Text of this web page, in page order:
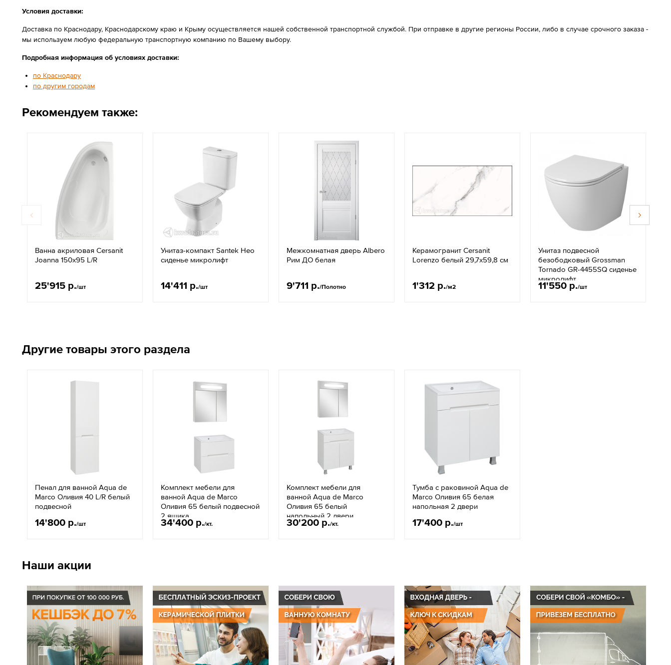
Условия доставки:
Доставка по Краснодару, Краснодарскому краю и Крыму осуществляется нашей собственной транспортной службой. При отправке в другие регионы России, либо в случае срочного заказа -
мы используем любую федеральную транспортную компанию по Вашему выбору.
Подробная информация об условиях доставки:
по Краснодару
по другим городам
Рекомендуем также:
Ванна акриловая Cersanit
Joanna 150x95 L/R
25'915 р./шт
Унитаз-компакт Santek Нео
сиденье микролифт
14'411 р./шт
Межкомнатная дверь Albero
Рим ДО белая
9'711 р./Полотно
Керамогранит Cersanit
Lorenzo белый 29,7x59,8 см
1'312 р./м2
Унитаз подвесной
безободковый Grossman
Tornado GR-4455SQ сиденье
микролифт
11'550 р./шт
Другие товары этого раздела
Пенал для ванной Aqua de
Marco Оливия 40 L/R белый
подвесной
14'800 р./шт
Комплект мебели для
ванной Aqua de Marco
Оливия 65 белый подвесной
2 ящика
34'400 р./кт.
Комплект мебели для
ванной Aqua de Marco
Оливия 65 белый
напольный 2 двери
30'200 р./кт.
Тумба с раковиной Aqua de
Marco Оливия 65 белая
напольная 2 двери
17'400 р./шт
Наши акции